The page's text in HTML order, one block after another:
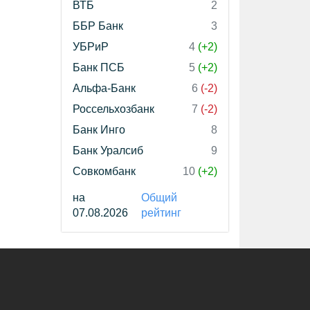
ВТБ
2
ББР Банк
3
УБРиР
4 (+2)
Банк ПСБ
5 (+2)
Альфа-Банк
6 (-2)
Россельхозбанк
7 (-2)
Банк Инго
8
Банк Уралсиб
9
Совкомбанк
10 (+2)
на
07.08.2026
Общий
рейтинг